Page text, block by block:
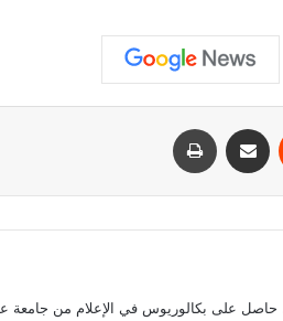
مشاركة عبر البريد
على بكالوريوس في الإعلام من جامعة